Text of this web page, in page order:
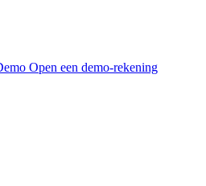
Open een demo-rekening